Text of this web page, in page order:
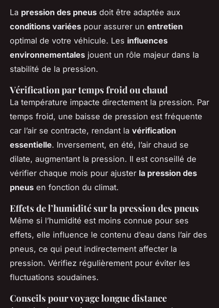
La pression des pneus doit être adaptée aux
conditions variées pour assurer un entretien
optimal de votre véhicule. Les influences
environnementales jouent un rôle majeur dans la
stabilité de la pression.
Vérification par temps froid ou chaud
La température impacte directement la pression. Par
temps froid, une baisse de pression est fréquente
car l’air se contracte, rendant la vérification
essentielle. Inversement, en été, l’air chaud se
dilate, augmentant la pression. Il est conseillé de
vérifier chaque mois pour ajuster la pression des
pneus en fonction du climat.
Effets de l’humidité sur la pression des pneus
Même si l’humidité est moins connue pour ses
effets, elle influence le contenu d’eau dans l’air des
pneus, ce qui peut indirectement affecter la
pression. Vérifiez régulièrement pour éviter les
fluctuations soudaines.
Conseils pour voyage longue distance